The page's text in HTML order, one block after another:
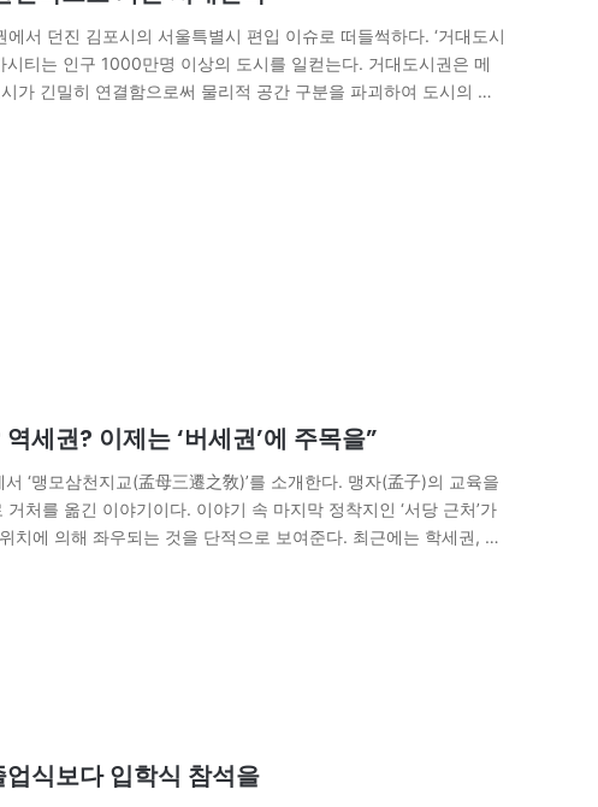
서 던진 김포시의 서울특별시 편입 이슈로 떠들썩하다. ‘거대도시
티는 인구 1000만명 이상의 도시를 일컫는다. 거대도시권은 메
가 긴밀히 연결함으로써 물리적 공간 구분을 파괴하여 도시의 경
세권? 이제는 ‘버세권’에 주목을”
‘맹모삼천지교(孟母三遷之敎)’를 소개한다. 맹자(孟子)의 교육을
처를 옮긴 이야기이다. 이야기 속 마지막 정착지인 ‘서당 근처’가
치에 의해 좌우되는 것을 단적으로 보여준다. 최근에는 학세권, 역
내는 ‘버세권’이 등장할 것이다. 지금까지 도시의 골격을 형성하
식보다 입학식 참석을